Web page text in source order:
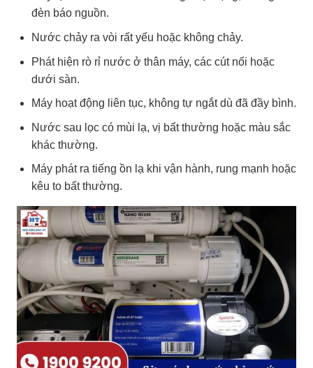
đèn báo nguồn.
Nước chảy ra vòi rất yếu hoặc không chảy.
Phát hiện rò rỉ nước ở thân máy, các cút nối hoặc
dưới sàn.
Máy hoạt động liên tục, không tự ngắt dù đã đầy bình.
Nước sau lọc có mùi lạ, vị bất thường hoặc màu sắc
khác thường.
Máy phát ra tiếng ồn lạ khi vận hành, rung mạnh hoặc
kêu to bất thường.